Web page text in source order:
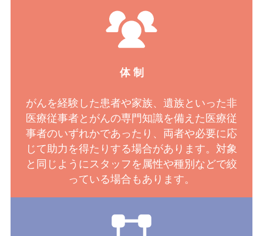
体 制
がんを経験した患者や家族、遺族といった非
医療従事者とがんの専門知識を備えた医療従
事者のいずれかであったり、両者や必要に応
じて助力を得たりする場合があります。対象
と同じようにスタッフを属性や種別などで絞
っている場合もあります。